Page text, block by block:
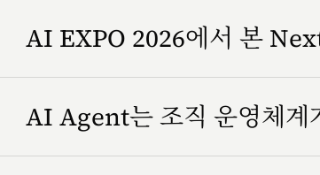
AI EXPO 2026에서 본
AI Agent는 조직 운영체계